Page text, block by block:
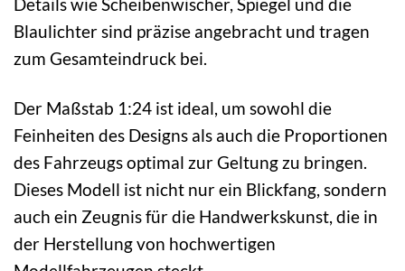
Blaulichter sind präzise angebracht und tragen
zum Gesamteindruck bei.
Der Maßstab 1:24 ist ideal, um sowohl die
Feinheiten des Designs als auch die Proportionen
des Fahrzeugs optimal zur Geltung zu bringen.
Dieses Modell ist nicht nur ein Blickfang, sondern
auch ein Zeugnis für die Handwerkskunst, die in
der Herstellung von hochwertigen